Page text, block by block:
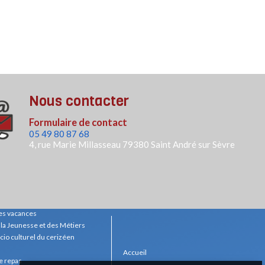
Nous contacter
Formulaire de contact
05 49 80 87 68
4, rue Marie Millasseau 79380 Saint André sur Sèvre
vacances
la Jeunesse et des Métiers
culturel du cerizéen
repas
Accueil